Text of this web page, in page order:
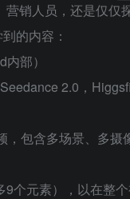
销人员，还是仅
的内容：
部）
2.0，
，包含多场景、多
个元素），以在整